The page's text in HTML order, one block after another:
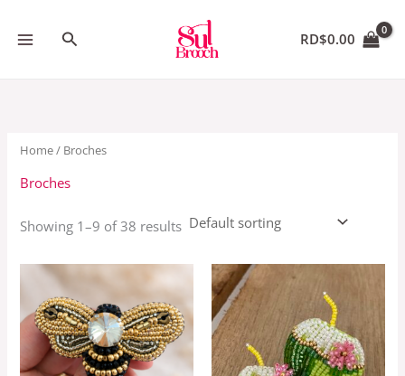
content
Search RD$0.00
Home/ Broches
Broches
Showing 1–9 of 38 results